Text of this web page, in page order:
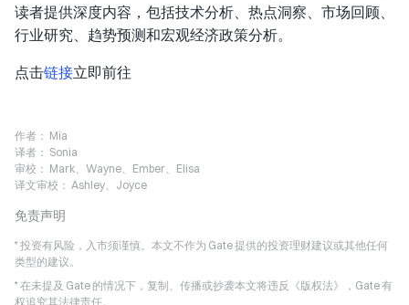
读者提供深度内容，包括技术分析、热点洞察、市场回顾、
行业研究、趋势预测和宏观经济政策分析。
点击链接立即前往
作者： Mia
译者： Sonia
审校： Mark、Wayne、Ember、Elisa
译文审校： Ashley、Joyce
免责声明
* 投资有风险，入市须谨慎。本文不作为 Gate 提供的投资理财建议或其他任何
类型的建议。
* 在未提及 Gate 的情况下，复制、传播或抄袭本文将违反《版权法》，Gate 有
权追究其法律责任。